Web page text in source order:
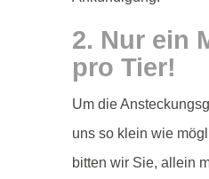
2. Nur ein
pro Tier!
Um die
uns so klein wie
bitten wir Sie, allein